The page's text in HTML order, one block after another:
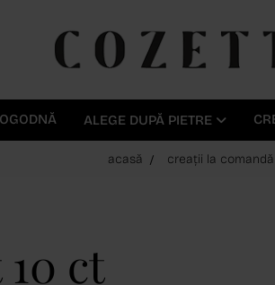
ALEGE DUPĂ PIETRE
acasă creații la comandă
ct